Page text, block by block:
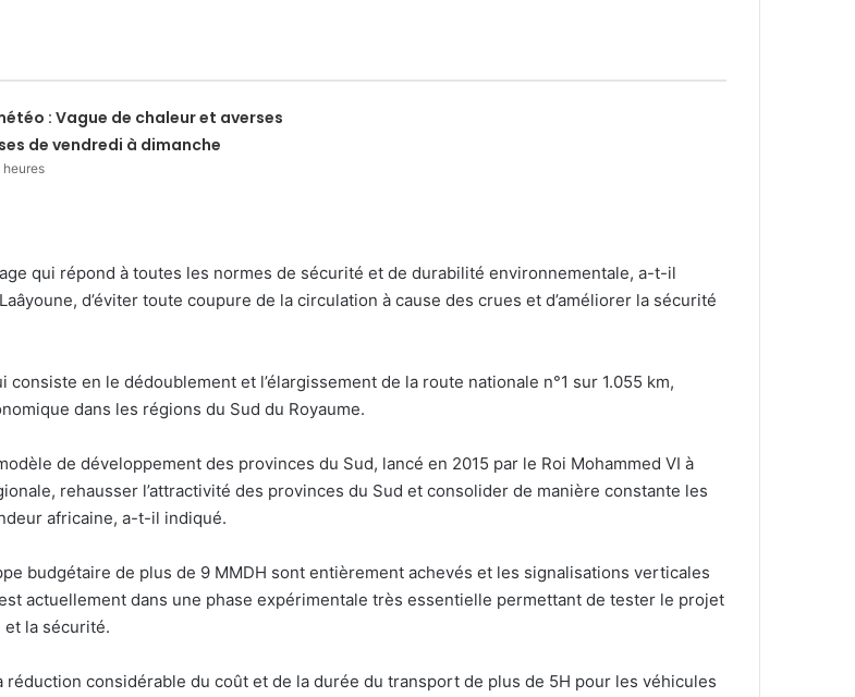
: Vague de chaleur et averses
de vendredi à dimanche
heures
qui répond à toutes les normes de sécurité et de durabilité environnementale, a-t-il
d’éviter toute coupure de la circulation à cause des crues et d’améliorer la sécurité
en le dédoublement et l’élargissement de la route nationale n°1 sur 1.055 km,
dans les régions du Sud du Royaume.
de développement des provinces du Sud, lancé en 2015 par le Roi Mohammed VI à
rehausser l’attractivité des provinces du Sud et consolider de manière constante les
africaine, a-t-il indiqué.
budgétaire de plus de 9 MMDH sont entièrement achevés et les signalisations verticales
actuellement dans une phase expérimentale très essentielle permettant de tester le projet
la sécurité.
considérable du coût et de la durée du transport de plus de 5H pour les véhicules